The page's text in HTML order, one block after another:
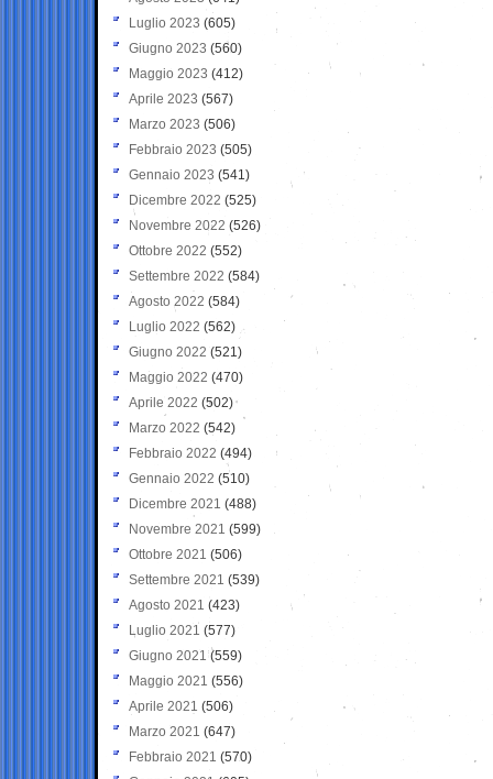
Luglio 2023 (605)
Giugno 2023 (560)
Maggio 2023 (412)
Aprile 2023 (567)
Marzo 2023 (506)
Febbraio 2023 (505)
Gennaio 2023 (541)
Dicembre 2022 (525)
Novembre 2022 (526)
Ottobre 2022 (552)
Settembre 2022 (584)
Agosto 2022 (584)
Luglio 2022 (562)
Giugno 2022 (521)
Maggio 2022 (470)
Aprile 2022 (502)
Marzo 2022 (542)
Febbraio 2022 (494)
Gennaio 2022 (510)
Dicembre 2021 (488)
Novembre 2021 (599)
Ottobre 2021 (506)
Settembre 2021 (539)
Agosto 2021 (423)
Luglio 2021 (577)
Giugno 2021(559)
Maggio 2021 (556)
Aprile 2021 (506)
Marzo 2021 (647)
Febbraio 2021 (570)